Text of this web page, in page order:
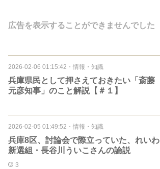
広告を表示することができませんでした
2026-02-06 01:15:42 ・ 情報・知識
兵庫県民として押さえておきたい「斎藤
元彦知事」のこと解説【＃１】
2026-02-05 01:49:52 ・ 情報・知識
兵庫8区、討論会で際立っていた、れいわ
新選組・長谷川ういこさんの論説
3